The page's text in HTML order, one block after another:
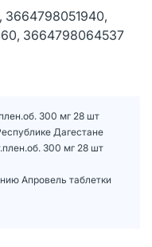
3664798051940,
3664798064537
300 мг 28 шт
Дагестане
300 мг 28 шт
Апровель таблетки